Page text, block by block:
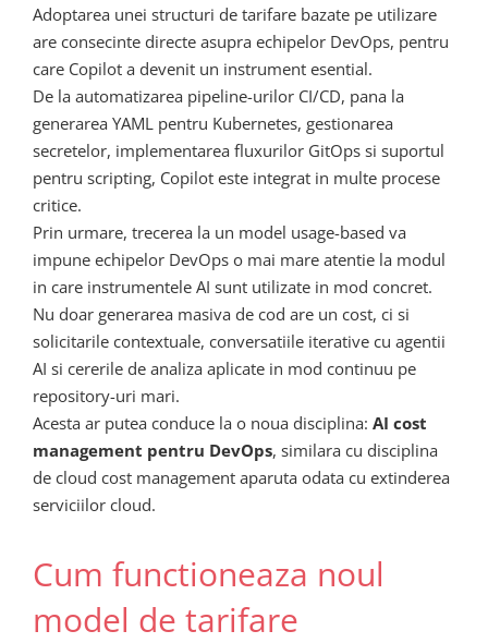
Adoptarea unei structuri de tarifare bazate pe utilizare
are consecinte directe asupra echipelor DevOps, pentru
care Copilot a devenit un instrument esential.
De la automatizarea pipeline-urilor CI/CD, pana la
generarea YAML pentru Kubernetes, gestionarea
secretelor, implementarea fluxurilor GitOps si suportul
pentru scripting, Copilot este integrat in multe procese
critice.
Prin urmare, trecerea la un model usage-based va
impune echipelor DevOps o mai mare atentie la modul
in care instrumentele AI sunt utilizate in mod concret.
Nu doar generarea masiva de cod are un cost, ci si
solicitarile contextuale, conversatiile iterative cu agentii
AI si cererile de analiza aplicate in mod continuu pe
repository-uri mari.
Acesta ar putea conduce la o noua disciplina: AI cost
management pentru DevOps, similara cu disciplina
de cloud cost management aparuta odata cu extinderea
serviciilor cloud.
Cum functioneaza noul
model de tarifare